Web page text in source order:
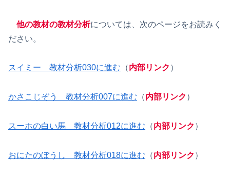
他の教材の教材分析については、次のページをお読みく
ださい。
スイミー 教材分析030に進む （内部リンク ）
かさこじぞう 教材分析007に進む （内部リンク ）
スーホの白い馬 教材分析012に進む （内部リンク ）
おにたのぼうし 教材分析018に進む （内部リンク ）